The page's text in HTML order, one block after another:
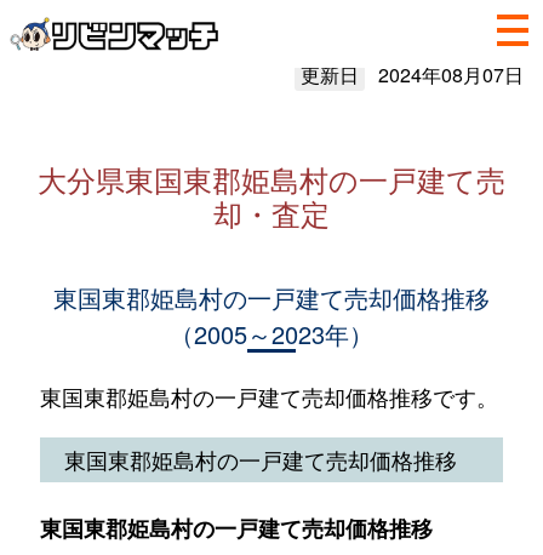
更新日 2024年08月07日
大分県東国東郡姫島村の一戸建て売
却・査定
東国東郡姫島村の一戸建て売却価格推移
（2005～2023年）
東国東郡姫島村の一戸建て売却価格推移です。
東国東郡姫島村の一戸建て売却価格推移
東国東郡姫島村の一戸建て売却価格推移